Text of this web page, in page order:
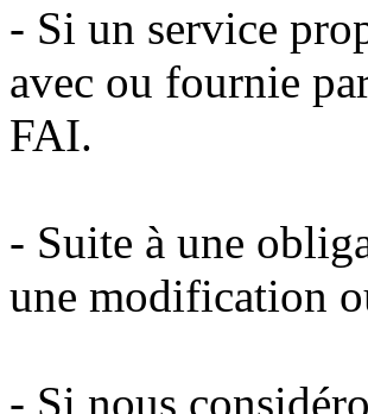
- Si un service
avec ou fournie
FAI.
- Suite à une
une modification
- Si nous